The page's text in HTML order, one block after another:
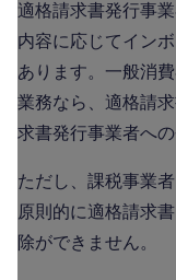
適格請求書発行事
内容に応じてイン
あります。一般消
業務なら、適格請
求書発行事業者へ
ただし、課税事業
原則的に適格請求
除ができません。